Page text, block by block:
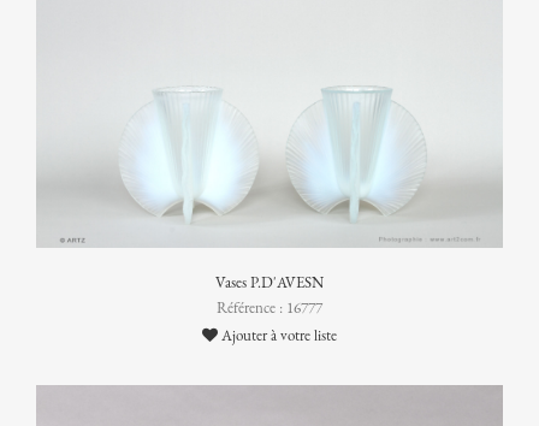
Vases P.D'AVESN
Référence : 16777
Ajouter à votre liste